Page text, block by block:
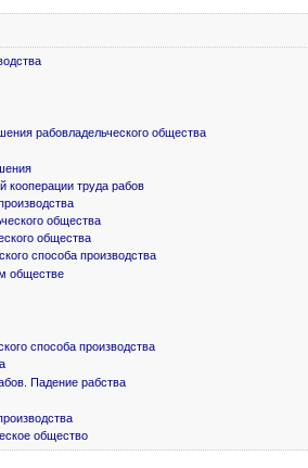
рабовладельческого общества
кооперации труда рабов
общества
общества
способа производства
обществе
способа производства
Падение рабства
общество